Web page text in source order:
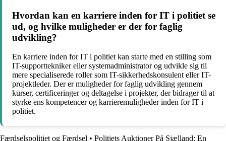
Hvordan kan en karriere inden for IT i politiet se
ud, og hvilke muligheder er der for faglig
udvikling?
En karriere inden for IT i politiet kan starte med en stilling som
IT-supporttekniker eller systemadministrator og udvikle sig til
mere specialiserede roller som IT-sikkerhedskonsulent eller IT-
projektleder. Der er muligheder for faglig udvikling gennem
kurser, certificeringer og deltagelse i projekter, der bidrager til at
styrke ens kompetencer og karrieremuligheder inden for IT i
politiet.
Færdselspolitiet og Færdsel • Politiets Auktioner På Sjælland: En